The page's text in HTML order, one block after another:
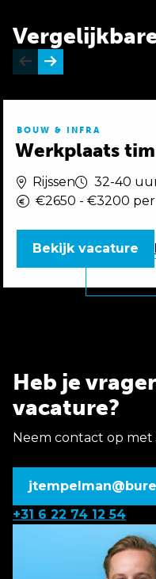
BOUW & INFRA
Werkplaats
Rijssen
32-40
€2650 - €3200
Bekijk vacature
Heb je
vacature?
Neem contact op met
+31 6 22 74 12 54